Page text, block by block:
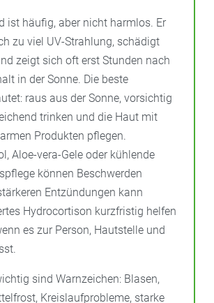
ist häufig, aber nicht harmlos. Er
zu viel UV-Strahlung, schädigt
zeigt sich oft erst Stunden nach
in der Sonne. Die beste
raus aus der Sonne, vorsichtig
trinken und die Haut mit
Produkten pflegen.
Aloe-vera-Gele oder kühlende
können Beschwerden
Entzündungen kann
Hydrocortison kurzfristig helfen
es zur Person, Hautstelle und
sind Warnzeichen: Blasen,
Kreislaufprobleme, starke